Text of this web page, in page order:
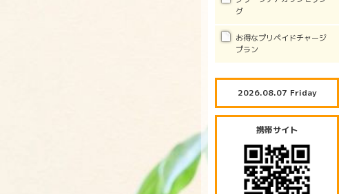
グ
お得なプリペイドチャージ
プラン
2026.08.07 Friday
携帯サイト